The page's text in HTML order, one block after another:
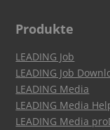
Produkte
LEADING Job
LEADING Job
LEADING Media
LEADING Media
LEADING Media